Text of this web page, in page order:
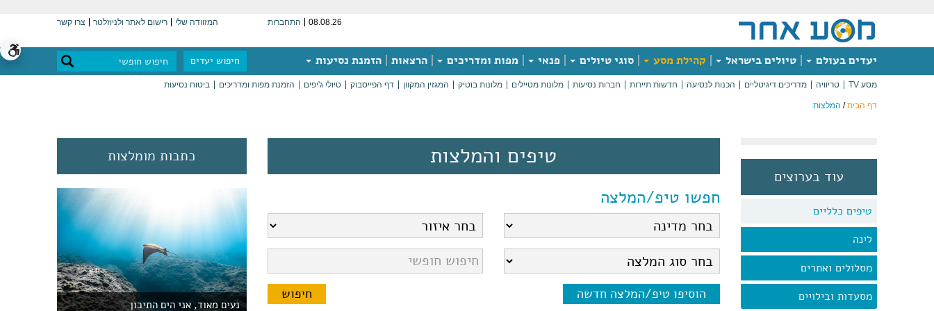
08.08.26 התחברות המזוודה שלי רישום לאתר ולניוזלטר צרו קשר
יעדים בעולם טיולים בישראל קהילת מסע סוגי טיולים פנאי מפות ומדריכים הרצאות הזמנת נסיעות חיפוש יעדים
מסע TV טריוויה מדריכים דיגיטליים הכנות לנסיעה חדשות תיירות חברות נסיעות מלונות מטיילים מלונות בוטיק המגזין המקוון דף הפייסבוק טיולי ג'יפים הזמנת מפות ומדריכים ביטוח נסיעות
דף הבית/ המלצות
עוד בערוצים
טיפים כלליים
לינה
מסלולים ואתרים
מסעדות ובילויים
טיפים והמלצות
חפשו טיפ/המלצה
הוסיפו טיפ/המלצה חדשה
כתבות מומלצות
נעים מאוד, אני הים התיכון